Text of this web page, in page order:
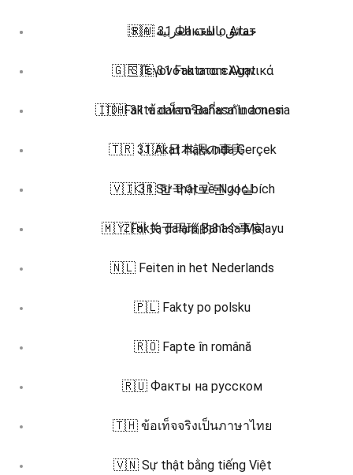
🇷🇺 31 Факты о Агат
🇸🇪 31 Fakta om Agat
🇹🇭 31 ข้อเท็จจริงเกี่ยวกับ อาเกต
🇹🇷 31 Akat Hakkında Gerçek
🇻🇮 31 Sự thật về Ngọc bích
🇿🇭 关于玛瑙的31个事实
🇸🇦 حقائق باللغة العربية
🇬🇷 Γεγονότα στα ελληνικά
🇮🇩 Fakta dalam Bahasa Indonesia
🇯🇵 日本語の事実
🇰🇷 한국어로 된 사실
🇲🇾 Fakta dalam Bahasa Melayu
🇳🇱 Feiten in het Nederlands
🇵🇱 Fakty po polsku
🇷🇴 Fapte în română
🇷🇺 Факты на русском
🇹🇭 ข้อเท็จจริงเป็นภาษาไทย
🇻🇳 Sự thật bằng tiếng Việt